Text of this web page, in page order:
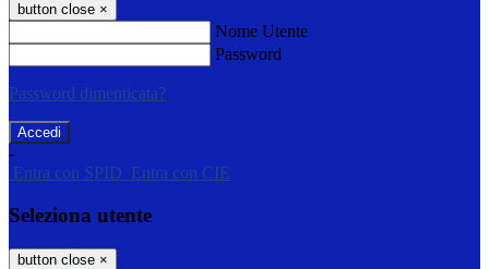
button close ×
Nome Utente
Password
Password dimenticata?
-
Entra con SPID
Entra con CIE
Seleziona utente
button close ×